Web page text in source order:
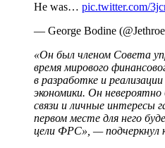
He was… pic.twitter.com/
— George Bodine
«Он был членом Совета
время мирового
в разработке и
экономики. Он
связи и личные интересы
первом месте для него
цели ФРС», — подчеркнул